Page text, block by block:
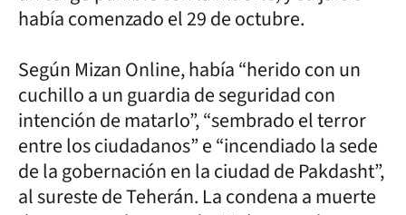
había comenzado el 29 de octubre.
Según Mizan Online, había “herido con un
cuchillo a un guardia de seguridad con
intención de matarlo”, “sembrado el terror
entre los ciudadanos” e “incendiado la sede
de la gobernación en la ciudad de Pakdasht”,
al sureste de Teherán. La condena a muerte